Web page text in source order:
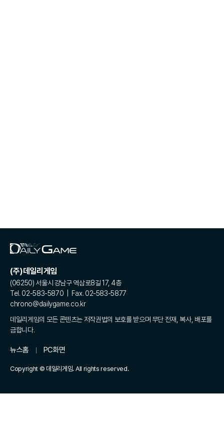
(주)데일리게임
(06250) 서울시 강남구 역삼로8길 17, 4층
Tel. 02-583-5870 | Fax. 02-583-5877
chrono@dailygame.co.kr
데일리게임의 모든 콘텐츠는 저작권법의 보호를 받으며 무단 전재, 복사, 배포를
금합니다.
뉴스홈 PC화면
Copyright © 데일리게임. All rights reserved.